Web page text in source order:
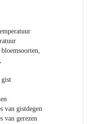
gist
van gistdegen
van gerezen